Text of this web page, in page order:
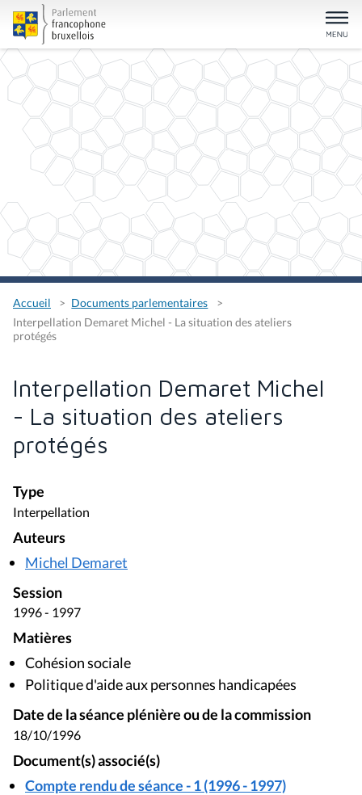
Accueil
Documents parlementaires
Interpellation Demaret Michel - La situation des ateliers
protégés
Interpellation Demaret Michel
- La situation des ateliers
protégés
Type
Interpellation
Auteurs
Michel Demaret
Session
1996 - 1997
Matières
Cohésion sociale
Politique d'aide aux personnes handicapées
Date de la séance plénière ou de la commission
18/10/1996
Document(s) associé(s)
Compte rendu de séance - 1 (1996 - 1997)